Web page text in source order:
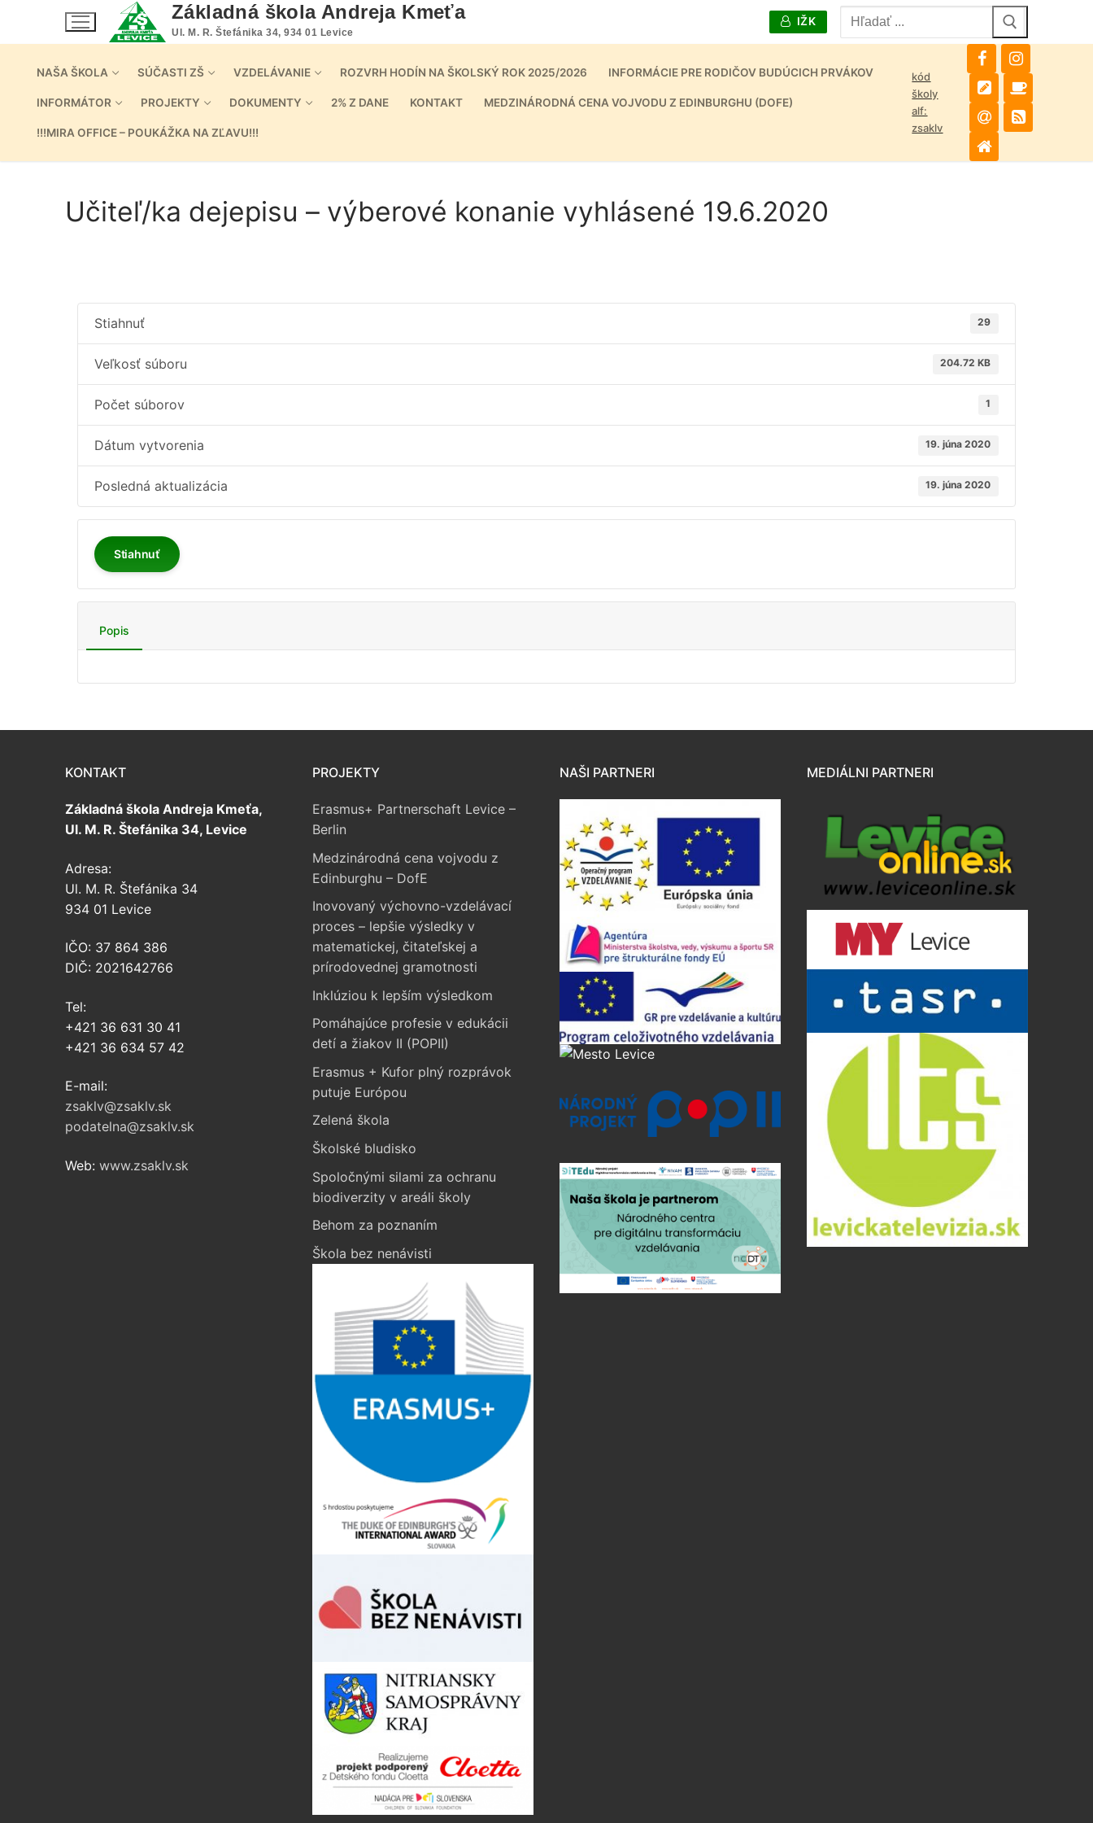
Základná škola Andreja Kmeťa
Ul. M. R. Štefánika 34, 934 01 Levice
IŽK
Hľadať:
NAŠA ŠKOLA SÚČASTI ZŠ VZDELÁVANIE ROZVRH HODÍN NA ŠKOLSKÝ ROK 2025/2026 INFORMÁCIE PRE RODIČOV BUDÚCICH PRVÁKOV
INFORMÁTOR PROJEKTY DOKUMENTY 2% Z DANE KONTAKT MEDZINÁRODNÁ CENA VOJVODU Z EDINBURGHU (DOFE)
!!!MIRA OFFICE – POUKÁŽKA NA ZĽAVU!!!
kód
školy
alf:
zsaklv
Učiteľ/ka dejepisu – výberové konanie vyhlásené 19.6.2020
Stiahnuť 29
Veľkosť súboru 204.72 KB
Počet súborov 1
Dátum vytvorenia 19. júna 2020
Posledná aktualizácia 19. júna 2020
Stiahnuť
Popis
KONTAKT
Základná škola Andreja Kmeťa,
Ul. M. R. Štefánika 34, Levice
Adresa:
Ul. M. R. Štefánika 34
934 01 Levice
IČO: 37 864 386
DIČ: 2021642766
Tel:
+421 36 631 30 41
+421 36 634 57 42
E-mail:
zsaklv@zsaklv.sk
podatelna@zsaklv.sk
Web: www.zsaklv.sk
PROJEKTY
Erasmus+ Partnerschaft Levice –
Berlin
Medzinárodná cena vojvodu z
Edinburghu – DofE
Inovovaný výchovno-vzdelávací
proces – lepšie výsledky v
matematickej, čitateľskej a
prírodovednej gramotnosti
Inklúziou k lepším výsledkom
Pomáhajúce profesie v edukácii
detí a žiakov II (POPII)
Erasmus + Kufor plný rozprávok
putuje Európou
Zelená škola
Školské bludisko
Spoločnými silami za ochranu
biodiverzity v areáli školy
Behom za poznaním
Škola bez nenávisti
NAŠI PARTNERI MEDIÁLNI PARTNERI